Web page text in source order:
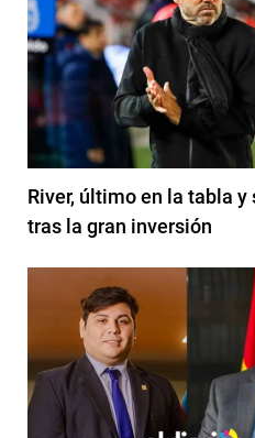
River, último en la tabla y
tras la gran inversión